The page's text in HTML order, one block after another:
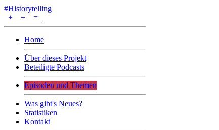
#Historytelling
+
+ =
Home
Über dieses Projekt
Beteiligte Podcasts
Episoden und Themen
Was gibt's Neues?
Statistiken
Kontakt